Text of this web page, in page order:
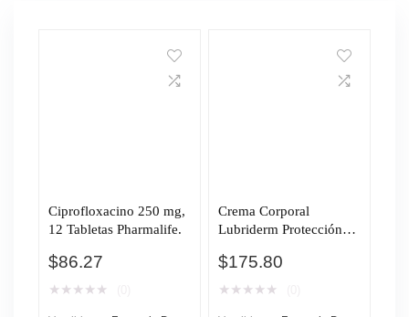
Ciprofloxacino 250 mg,
12 Tabletas Pharmalife.
$86.27
★ ★ ★ ★ ★
Crema Corporal
Lubriderm Protección
$175.80
★ ★ ★ ★ ★